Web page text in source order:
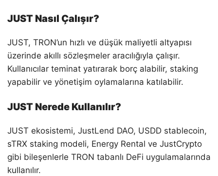
JUST Nasıl Çalışır?
JUST, TRON’un hızlı ve düşük maliyetli altyapısı
üzerinde akıllı sözleşmeler aracılığıyla çalışır.
Kullanıcılar teminat yatırarak borç alabilir, staking
yapabilir ve yönetişim oylamalarına katılabilir.
JUST Nerede Kullanılır?
JUST ekosistemi, JustLend DAO, USDD stablecoin,
sTRX staking modeli, Energy Rental ve JustCrypto
gibi bileşenlerle TRON tabanlı DeFi uygulamalarında
kullanılır.